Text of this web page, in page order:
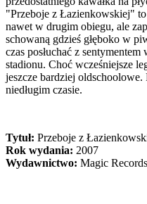
"Przeboje z Łazienkowskiej"
nawet w drugim obiegu, ale
schowaną gdzieś głęboko w
czas posłuchać z
stadionu. Choć wcześniejsze
jeszcze bardziej
niedługim czasie.
Tytuł: Przeboje z
Rok wydania: 2007
Wydawnictwo: Magic Records